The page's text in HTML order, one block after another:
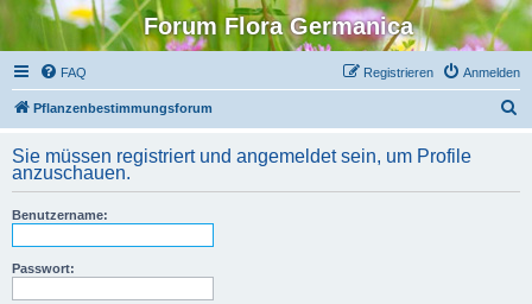
Forum Flora Germanica
FAQ Anmelden
Registrieren
Pflanzenbestimmungsforum
h
Sie müssen registriert und angemeldet sein, um Profile
anzuschauen.
Benutzername:
Passwort: